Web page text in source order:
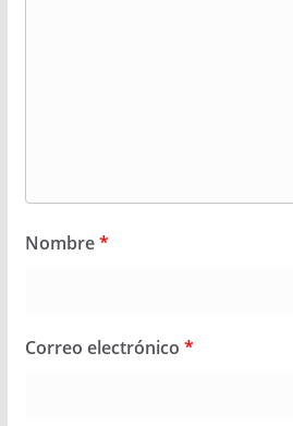
Nombre*
Correo electrónico *